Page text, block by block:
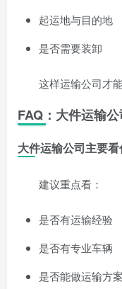
起运地与目的地
是否需要装卸
这样运输公司才
FAQ：大件运输
大件运输公司主要看
建议重点看：
是否有运输经验
是否有专业车辆
是否能做运输方案